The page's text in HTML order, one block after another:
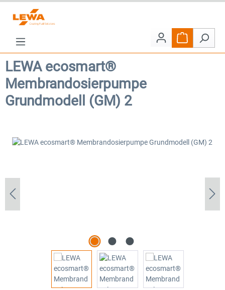
Zum Hauptinhalt springen
Warenkorb
LEWA ecosmart®
Membrandosierpumpe
Grundmodell (GM) 2
Bildergalerie überspringen